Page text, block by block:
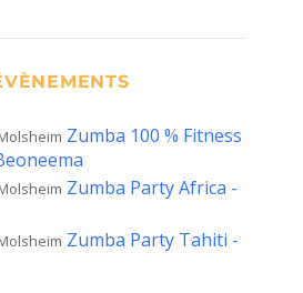
Zumba 100 % Fitness
Zumba Party Africa -
Zumba Party Tahiti -